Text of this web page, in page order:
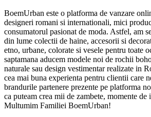
BoemUrban este o platforma de vanzare
designeri romani si internationali, mici
consumatorul pasionat de moda. Astfel, am
din lume colectii de haine, accesorii si
etno, urbane, colorate si vesele pentru toate
saptamana aducem modele noi de rochii
naturale sau design vestimentar realizate in
cea mai buna experienta pentru clientii care
brandurile partenere prezente pe platforma
ca puteam crea mii de zambete, momente de
Multumim Familiei BoemUrban!